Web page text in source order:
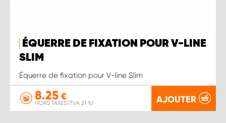
ÉQUERRE DE FIXATION POUR V-LINE
SLIM
Équerre de fixation pour V-line Slim
8.25 €
HORS TAXES (TVA 21 %) AJOUTER